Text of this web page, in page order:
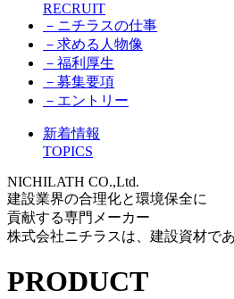
RECRUIT
－ ニチラスの仕事
－ 求める人物像
－ 福利厚生
－ 募集要項
－ エントリー
新着情報
TOPICS
NICHILATH CO.,Ltd.
建設業界の合理化と環境保全に
貢献する専門メーカー
株式会社ニチラスは、建設資材で
PRODUCT